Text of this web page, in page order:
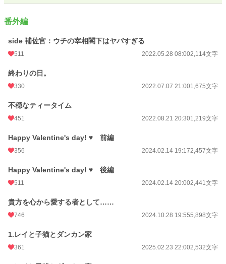
24h.ポイント 213 pt
文字数(レンタル含む)
更新日時 2025.02.23 22:00
初回公開日時
初回完結日時
月間ポイント 14,952 pt (3,134 位)
番外編
side 補佐官：ウチの宰相閣下はヤバすぎる
511 2022.05.28 08:002,114文字
終わりの日。
330 2022.07.07 21:001,675文字
不穏なティータイム
451 2022.08.21 20:301,219文字
Happy Valentine's day! ♥ 前編
356 2024.02.14 19:172,457文字
Happy Valentine's day! ♥ 後編
511 2024.02.14 20:002,441文字
貴方を心から愛する者として……
746 2024.10.28 19:555,898文字
1.レイと子猫とダンカン家
361 2025.02.23 22:002,532文字